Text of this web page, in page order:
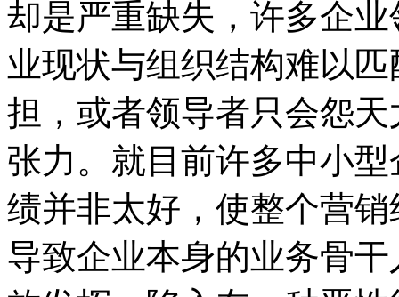
却是严重缺失，许多企
业现状与组织结构难以
担，或者领导者只会怨
张力。就目前许多中小
绩并非太好，使整个营
导致企业本身的业务骨